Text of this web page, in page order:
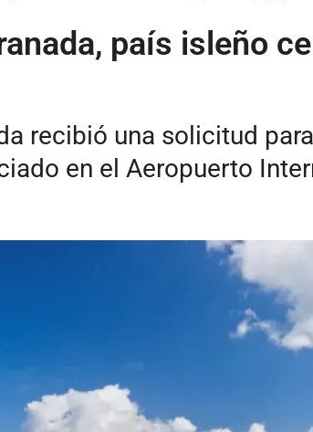
país isleño
recibió una solicitud
en el Aeropuerto